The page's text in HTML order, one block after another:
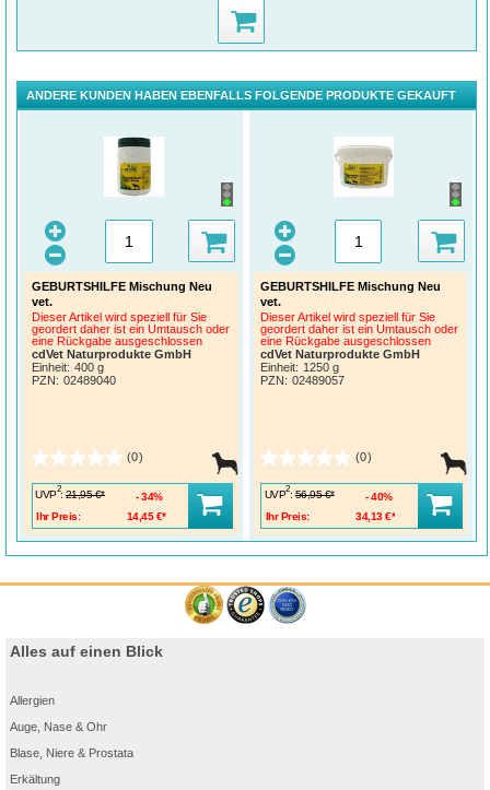
ANDERE KUNDEN HABEN EBENFALLS FOLGENDE PRODUKTE GEKAUFT
GEBURTSHILFE Mischung Neu
vet.
Dieser Artikel wird speziell für Sie
geordert daher ist ein Umtausch oder
eine Rückgabe ausgeschlossen
cdVet Naturprodukte GmbH
Einheit: 400 g
PZN : 02489040
(0)
UVP
2
: 21,95 €*
Ihr Preis:
14,45 €*
34%
GEBURTSHILFE Mischung Neu
vet.
Dieser Artikel wird speziell für Sie
geordert daher ist ein Umtausch oder
eine Rückgabe ausgeschlossen
cdVet Naturprodukte GmbH
Einheit: 1250 g
PZN : 02489057
(0)
UVP
2
: 56,95 €*
Ihr Preis:
34,13 €*
40%
Alles auf einen Blick
Allergien
Auge, Nase & Ohr
Blase, Niere & Prostata
Erkältung